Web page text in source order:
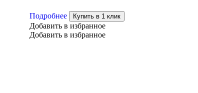
Подробнеетовар
имеет
несколько
Купить в 1 клик
Добавить в избранное
Добавить в избранное